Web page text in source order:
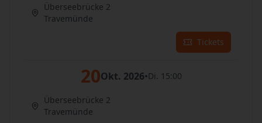
Überseebrücke 2
Travemünde
Tickets
20Okt. 2026•Di. 15:00
Überseebrücke 2
Travemünde